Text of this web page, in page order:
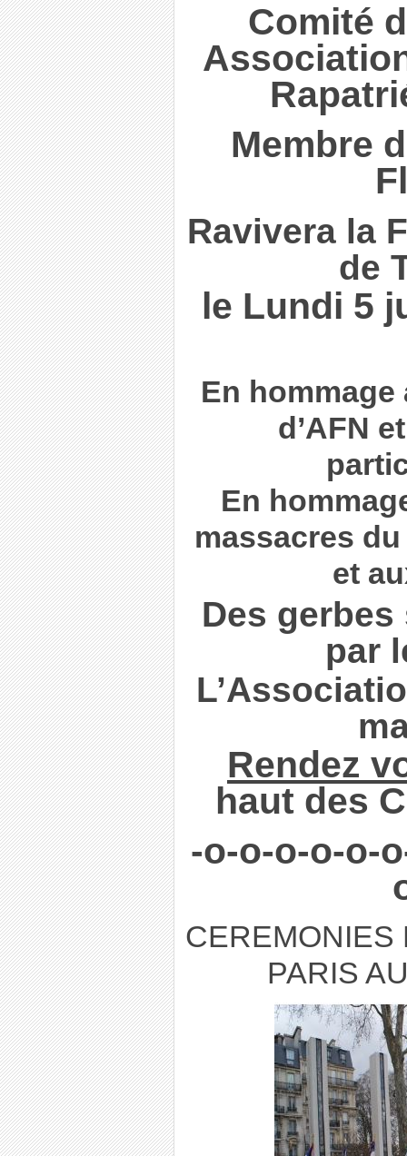
Comité
Membre
Ravivera la
de
le Lundi 5
En
d’AFN
En
massacres
et
Des
par
Rendez
haut des
-o-o-o-o-o-
CEREMONIES
PARIS